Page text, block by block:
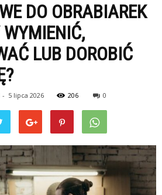
DO OBRABIAREK
LUB DOROBIĆ
- 5 lipca 2026 206 0